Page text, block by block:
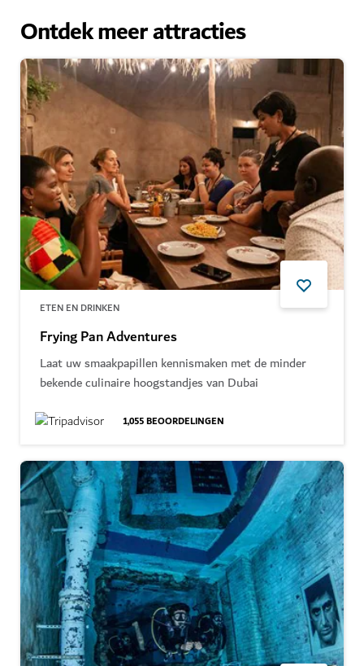
Ontdek meer attracties
ETEN EN DRINKEN
Frying Pan Adventures
Laat uw smaakpapillen kennismaken met de minder
bekende culinaire hoogstandjes van Dubai
1,055BEOORDELINGEN